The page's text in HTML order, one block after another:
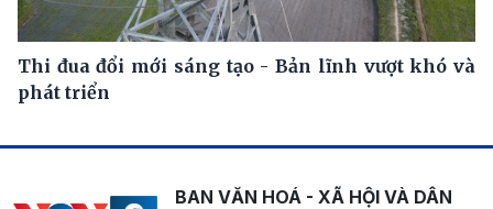
Thi đua đổi mới sáng tạo - Bản lĩnh vượt khó và
phát triển
BAN VĂN HOÁ - XÃ HỘI VÀ DÂN